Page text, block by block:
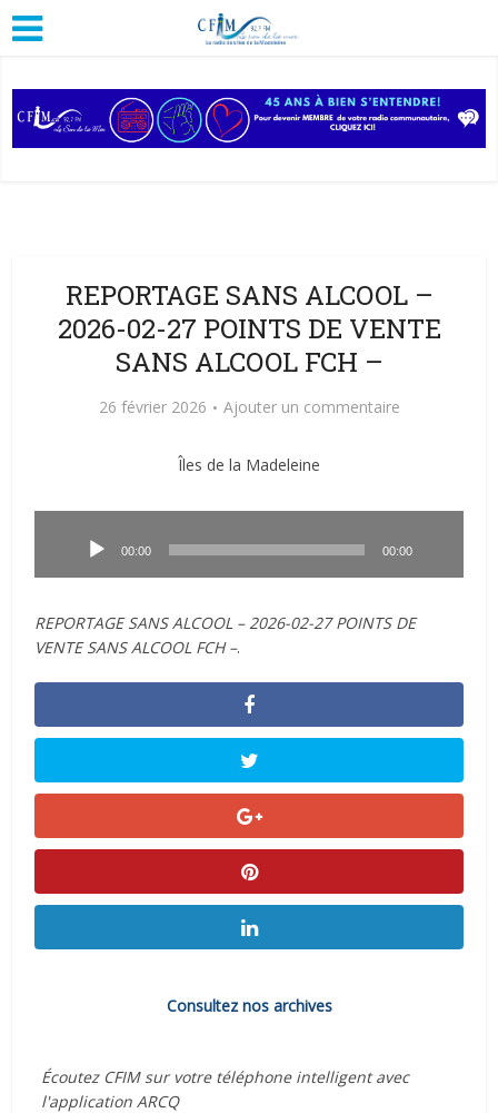
REPORTAGE SANS ALCOOL –
2026-02-27 POINTS DE VENTE
SANS ALCOOL FCH –
26 février 2026 Ajouter un commentaire
Îles de la Madeleine
00:00 00:00
REPORTAGE SANS ALCOOL – 2026-02-27 POINTS DE
VENTE SANS ALCOOL FCH –.
Consultez nos archives
Écoutez CFIM sur votre téléphone intelligent avec
l'application ARCQ